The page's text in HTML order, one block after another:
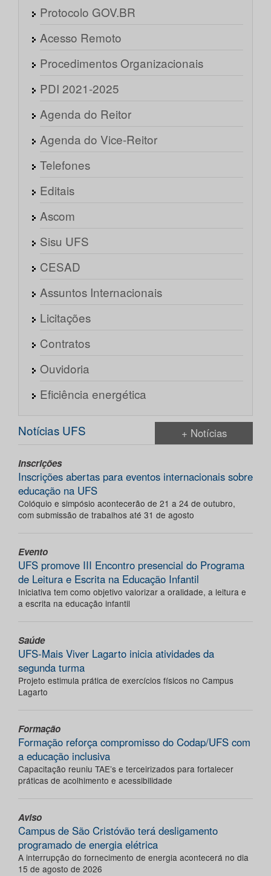
Protocolo GOV.BR
Acesso Remoto
Procedimentos Organizacionais
PDI 2021-2025
Agenda do Reitor
Agenda do Vice-Reitor
Telefones
Editais
Ascom
Sisu UFS
CESAD
Assuntos Internacionais
Licitações
Contratos
Ouvidoria
Eficiência energética
Notícias UFS + Notícias
Inscrições
Inscrições abertas para eventos internacionais sobre
educação na UFS
Colóquio e simpósio acontecerão de 21 a 24 de outubro,
com submissão de trabalhos até 31 de agosto
Evento
UFS promove III Encontro presencial do Programa
de Leitura e Escrita na Educação Infantil
Iniciativa tem como objetivo valorizar a oralidade, a leitura e
a escrita na educação infantil
Saúde
UFS-Mais Viver Lagarto inicia atividades da
segunda turma
Projeto estimula prática de exercícios físicos no Campus
Lagarto
Formação
Formação reforça compromisso do Codap/UFS com
a educação inclusiva
Capacitação reuniu TAE’s e terceirizados para fortalecer
práticas de acolhimento e acessibilidade
Aviso
Campus de São Cristóvão terá desligamento
programado de energia elétrica
A interrupção do fornecimento de energia acontecerá no dia
15 de agosto de 2026